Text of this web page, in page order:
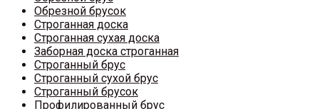
Обрезной брусок
Строганная доска
Строганная сухая доска
Заборная доска строганная
Строганный брус
Строганный сухой брус
Строганный брусок
Профилированный брус